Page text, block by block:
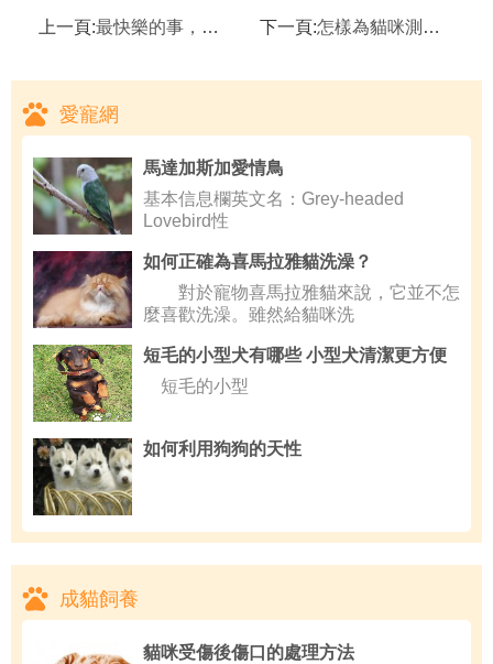
上一頁:最快樂的事，是和黃咪一起出游 下一頁:怎樣為貓咪測體溫
愛寵網
馬達加斯加愛情鳥
基本信息欄英文名：Grey-headed
Lovebird性
如何正確為喜馬拉雅貓洗澡？
對於寵物喜馬拉雅貓來說，它並不怎
麼喜歡洗澡。雖然給貓咪洗
短毛的小型犬有哪些 小型犬清潔更方便
短毛的小型
如何利用狗狗的天性
成貓飼養
貓咪受傷後傷口的處理方法